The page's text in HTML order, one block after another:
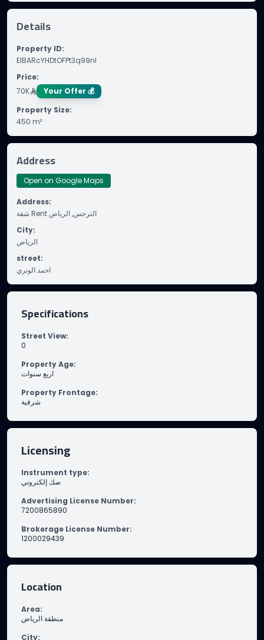
Details
Property ID:
ElBARcYHDtOFPt3q99nI
Price:
70K
Your Offer 💰
Property Size:
450 m²
Address
Open on Google Maps
Address:
شقة Rent النرجس, الرياض
City:
الرياض
street:
احمد الوتري
Specifications
Street View:
0
Property Age:
اربع سنوات
Property Frontage:
شرقية
Licensing
Instrument type:
صك إلكتروني
Advertising License Number:
7200865890
Brokerage License Number:
1200029439
Location
Area:
منطقة الرياض
City: